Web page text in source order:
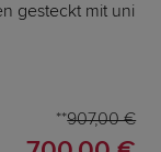
gesteckt mit uni
907,00 €